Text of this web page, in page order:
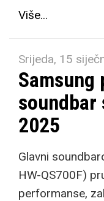
Više...
Srijeda, 15
Samsung
soundbar
2025
Glavni
HW-QS700F)
performanse,